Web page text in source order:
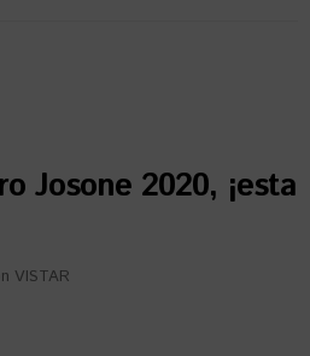
Josone 2020, ¡esta
VISTAR